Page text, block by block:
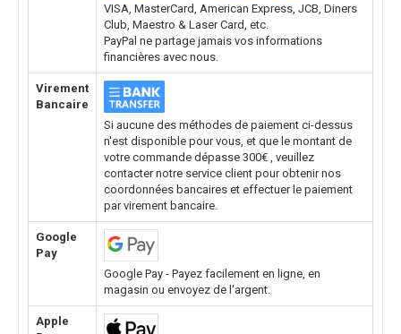
VISA, MasterCard, American Express, JCB, Diners
Club, Maestro & Laser Card, etc.
PayPal ne partage jamais vos informations
financières avec nous.
Virement
Bancaire
Si aucune des méthodes de paiement ci-dessus
n'est disponible pour vous, et que le montant de
votre commande dépasse 300€ , veuillez
contacter notre service client pour obtenir nos
coordonnées bancaires et effectuer le paiement
par virement bancaire.
Google
Pay
Google Pay - Payez facilement en ligne, en
magasin ou envoyez de l'argent.
Apple